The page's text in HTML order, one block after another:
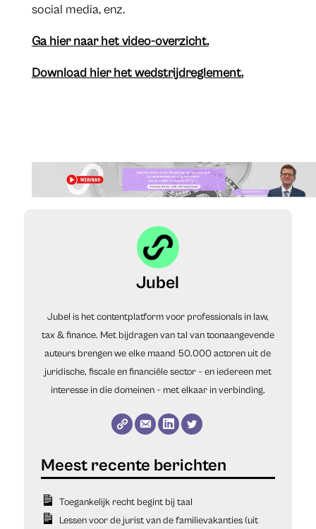
social media, enz.
Ga hier naar het video-overzicht.
Download hier het wedstrijdreglement.
Jubel
Jubel is het contentplatform voor professionals in law,
tax & finance. Met bijdragen van tal van toonaangevende
auteurs brengen we elke maand 50.000 actoren uit de
juridische, fiscale en financiële sector – en iedereen met
interesse in die domeinen – met elkaar in verbinding.
Toegankelijk recht begint bij taal
Lessen voor de jurist van de familievakanties (uit